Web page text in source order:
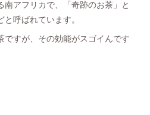
アフリカで、「奇跡のお茶」と
呼ばれています。
ですが、その効能がスゴイんです